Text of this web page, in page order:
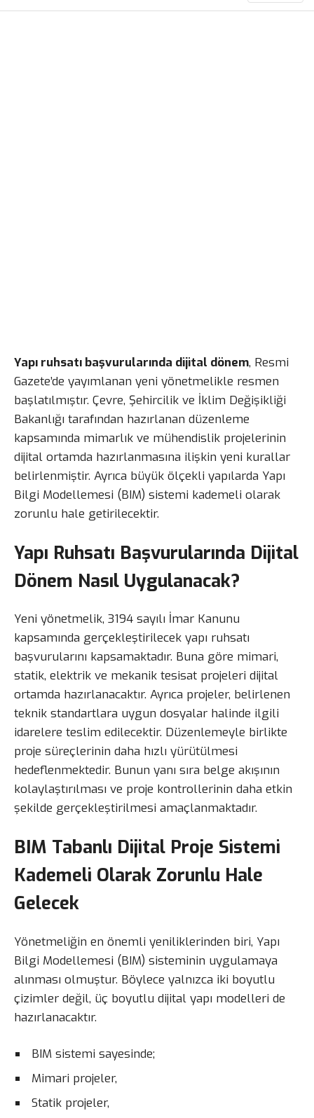
Yapı ruhsatı başvurularında dijital dönem, Resmi
Gazete’de yayımlanan yeni yönetmelikle resmen
başlatılmıştır. Çevre, Şehircilik ve İklim Değişikliği
Bakanlığı tarafından hazırlanan düzenleme
kapsamında mimarlık ve mühendislik projelerinin
dijital ortamda hazırlanmasına ilişkin yeni kurallar
belirlenmiştir. Ayrıca büyük ölçekli yapılarda Yapı
Bilgi Modellemesi (BIM) sistemi kademeli olarak
zorunlu hale getirilecektir.
Yapı Ruhsatı Başvurularında Dijital
Dönem Nasıl Uygulanacak?
Yeni yönetmelik, 3194 sayılı İmar Kanunu
kapsamında gerçekleştirilecek yapı ruhsatı
başvurularını kapsamaktadır. Buna göre mimari,
statik, elektrik ve mekanik tesisat projeleri dijital
ortamda hazırlanacaktır. Ayrıca projeler, belirlenen
teknik standartlara uygun dosyalar halinde ilgili
idarelere teslim edilecektir. Düzenlemeyle birlikte
proje süreçlerinin daha hızlı yürütülmesi
hedeflenmektedir. Bunun yanı sıra belge akışının
kolaylaştırılması ve proje kontrollerinin daha etkin
şekilde gerçekleştirilmesi amaçlanmaktadır.
BIM Tabanlı Dijital Proje Sistemi
Kademeli Olarak Zorunlu Hale
Gelecek
Yönetmeliğin en önemli yeniliklerinden biri, Yapı
Bilgi Modellemesi (BIM) sisteminin uygulamaya
alınması olmuştur. Böylece yalnızca iki boyutlu
çizimler değil, üç boyutlu dijital yapı modelleri de
hazırlanacaktır.
BIM sistemi sayesinde;
Mimari projeler,
Statik projeler,